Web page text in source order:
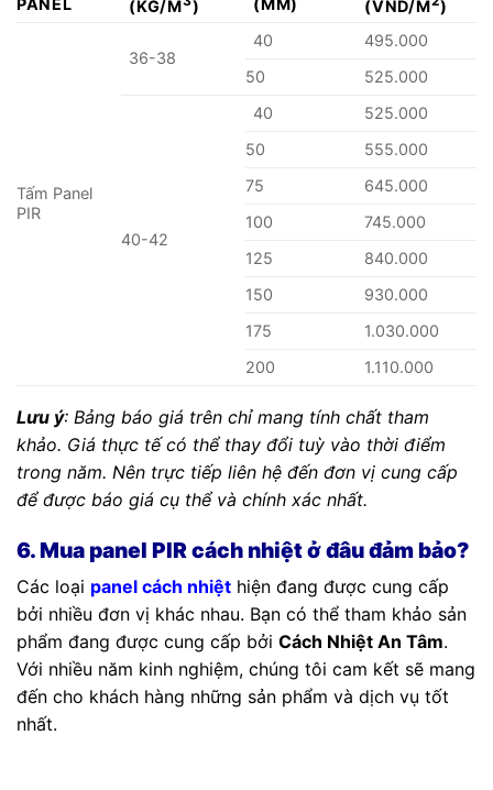
PANEL (KG/M ) (MM) (VND/M )
Tấm Panel
PIR
36-38
40
495.000
50
525.000
40-42
40
525.000
50
555.000
75
645.000
100
745.000
125
840.000
150
930.000
175
1.030.000
200
1.110.000
Lưu ý: Bảng báo giá trên chỉ mang tính chất tham
khảo. Giá thực tế có thể thay đổi tuỳ vào thời điểm
trong năm. Nên trực tiếp liên hệ đến đơn vị cung cấp
để được báo giá cụ thể và chính xác nhất.
6. Mua panel PIR cách nhiệt ở đâu đảm bảo?
Các loại panel cách nhiệt hiện đang được cung cấp
bởi nhiều đơn vị khác nhau. Bạn có thể tham khảo sản
phẩm đang được cung cấp bởi Cách Nhiệt An Tâm.
Với nhiều năm kinh nghiệm, chúng tôi cam kết sẽ mang
đến cho khách hàng những sản phẩm và dịch vụ tốt
nhất.